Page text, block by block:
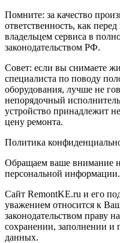
Помните: за качество
ответственность, как
владельцем сервиса в
законодательством РФ.
Совет: если вы снимаете
специалиста по поводу
оборудования, лучше не
непорядочный
устройство принадлежит
цену ремонта.
Политика
Обращаем ваше внимание
персональной информации.
Сайт RemontKE.ru и его
уважением относится к
законодательством праву
сохранении, заполнении и
данных.